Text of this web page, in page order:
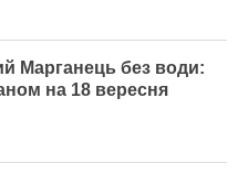
Марганець без води:
на 18 вересня